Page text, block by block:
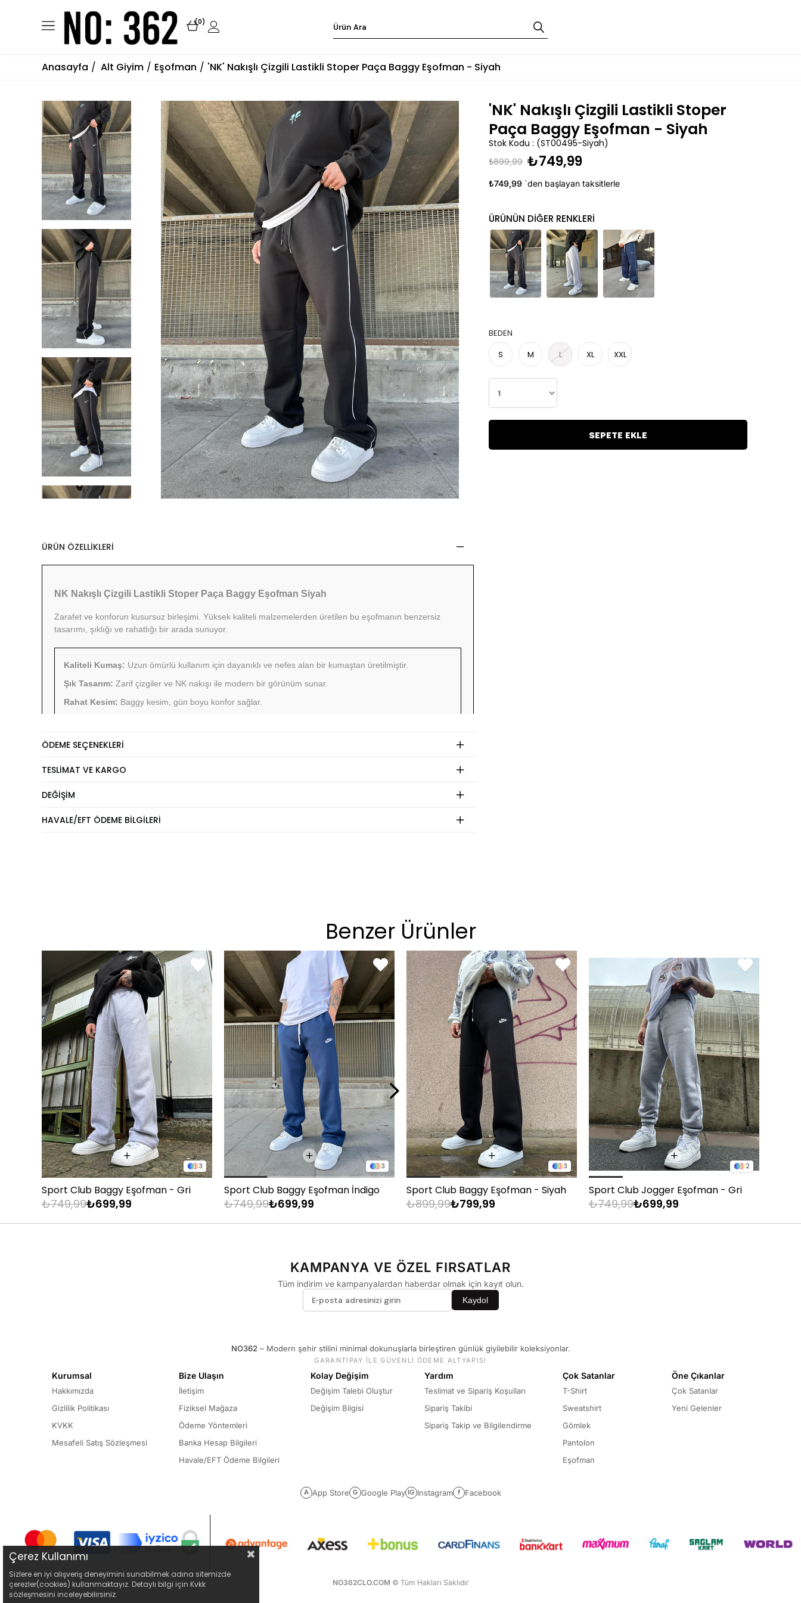
0
Anasayfa Alt Giyim Eşofman 'NK' Nakışlı Çizgili Lastikli Stoper Paça Baggy Eşofman - Siyah
ÜRÜN ÖZELLIKLERI
NK Nakışlı Çizgili Lastikli Stoper Paça Baggy Eşofman Siyah
Zarafet ve konforun kusursuz birleşimi. Yüksek kaliteli malzemelerden üretilen bu eşofmanın benzersiz
tasarımı, şıklığı ve rahatlığı bir arada sunuyor.
Kaliteli Kumaş: Uzun ömürlü kullanım için dayanıklı ve nefes alan bir kumaştan üretilmiştir.
Şık Tasarım: Zarif çizgiler ve NK nakışı ile modern bir görünüm sunar.
Rahat Kesim: Baggy kesim, gün boyu konfor sağlar.
Mevsimlik Kullanım:
75 - 84 kg M
85 - 89 kg
90 - 110 kg XL
Eşofman
70 - 75 kg M
80 - 89 kg
90 - 110 kg XL
Pantolon
ÖDEME SEÇENEKLERI
TESLIMAT VE KARGO
DEĞIŞIM
HAVALE/EFT ÖDEME BILGILERI
'NK' Nakışlı Çizgili Lastikli Stoper
Paça Baggy Eşofman - Siyah
Stok Kodu (ST00495-Siyah)
₺899,99 ₺749,99
₺749,99 `den başlayan taksitlerle
BEDEN
S
M L XL XXL
Benzer Ürünler
3
Sport Club Baggy Eşofman - Gri
₺699,99
₺749,99
3
Sport Club Baggy Eşofman İndigo
₺699,99
₺749,99
3
Sport Club Baggy Eşofman - Siyah
₺799,99
₺899,99
2
Sport Club Jogger Eşofman - Gri
₺699,99
₺749,99
KAMPANYA VE ÖZEL FIRSATLAR
Tüm indirim ve kampanyalardan haberdar olmak için kayıt olun.
Kaydol
NO362 – Modern şehir stilini minimal dokunuşlarla birleştiren günlük giyilebilir koleksiyonlar.
GARANTİPAY İLE GÜVENLİ ÖDEME ALTYAPISI
Kurumsal
Hakkımızda
Gizlilik Politikası
KVKK
Mesafeli Satış Sözleşmesi
Bize Ulaşın
İletişim
Fiziksel Mağaza
Ödeme Yöntemleri
Banka Hesap Bilgileri
Havale/EFT Ödeme Bilgileri
Kolay Değişim
Değişim Talebi Oluştur
Değişim Bilgisi
Yardım
Teslimat ve Sipariş Koşulları
Sipariş Takibi
Sipariş Takip ve Bilgilendirme
Çok Satanlar
T-Shirt
Sweatshirt
Gömlek
Pantolon
Eşofman
Öne Çıkanlar
Çok Satanlar
Yeni Gelenler
A App Store G Google Play IG Instagram f Facebook
NO362CLO.COM © Tüm Hakları Saklıdır
Çerez Kullanımı
Sizlere en iyi alışveriş deneyimini sunabilmek adına sitemizde
çerezler(cookies) kullanmaktayız. Detaylı bilgi için Kvkk
sözleşmesini inceleyebilirsiniz.